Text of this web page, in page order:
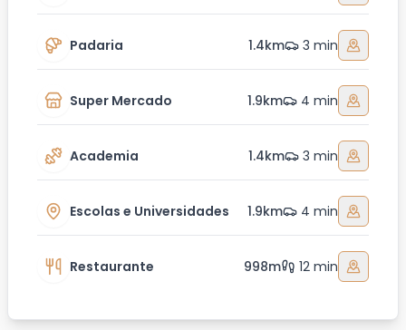
Padaria 1.4km 3 min
Super Mercado 1.9km 4 min
Academia 1.4km 3 min
Escolas e Universidades 1.9km 4 min
Restaurante 998m 12 min